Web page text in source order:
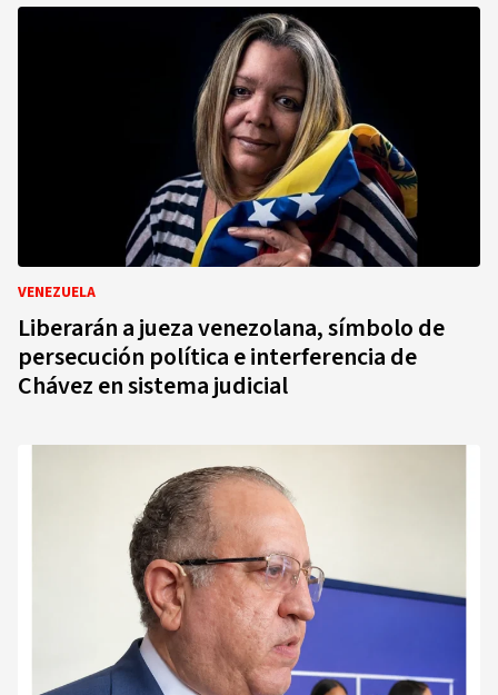
VENEZUELA
Liberarán a jueza venezolana, símbolo de
persecución política e interferencia de
Chávez en sistema judicial